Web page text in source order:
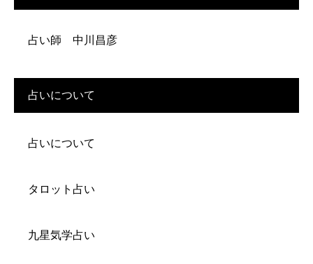
占い師 中川昌彦
占いについて
占いについて
タロット占い
九星気学占い